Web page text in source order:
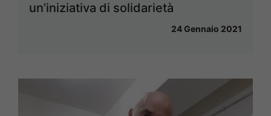
un’iniziativa di solidarietà
24 Gennaio 2021